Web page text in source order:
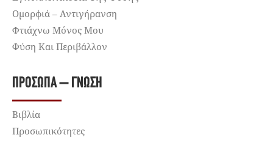
Ομορφιά – Αντιγήρανση
Φτιάχνω Μόνος Μου
Φύση Και Περιβάλλον
ΠΡΌΣΩΠΑ – ΓΝΏΣΗ
Βιβλία
Προσωπικότητες